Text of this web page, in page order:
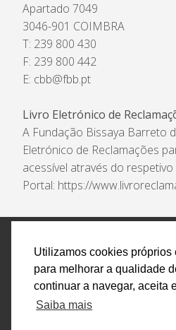
Utilizamos cookies próprios
para melhorar a qualidade
continuar a navegar, aceita
Saiba mais
Apartado 7049
3046-901 COIMBRA
T: 239 800 430
F: 239 800 442
E: cbb@fbb.pt
Livro Eletrónico de
A Fundação Bissaya Barreto
Eletrónico de Reclamações
acessível através do respetivo
Portal: https://
Política de Privacidade e
Encarregado de Proteção de
de Reclamações
Todos os direitos reservados